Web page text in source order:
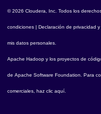
© 2026 Cloudera, Inc. Todos los
condiciones | Declaración de privacidad
mis datos personales
Apache Hadoop y los proyectos de
de Apache Software Foundation . Para
comerciales, haz clic aquí